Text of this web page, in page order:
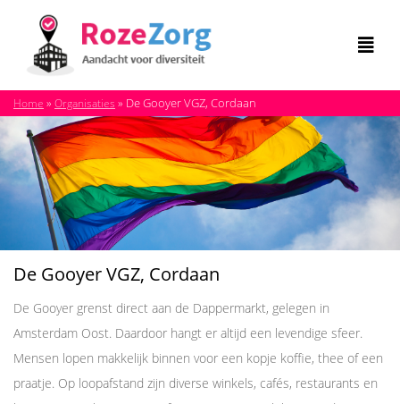
Home » Organisaties » De Gooyer VGZ, Cordaan
De Gooyer VGZ, Cordaan
De Gooyer grenst direct aan de Dappermarkt, gelegen in
Amsterdam Oost. Daardoor hangt er altijd een levendige sfeer.
Mensen lopen makkelijk binnen voor een kopje koffie, thee of een
praatje. Op loopafstand zijn diverse winkels, cafés, restaurants en